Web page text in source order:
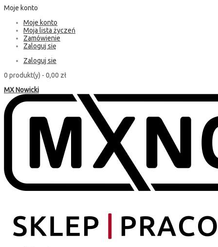
Moje konto
Moje konto
Moja lista życzeń
Zamówienie
Zaloguj się
Zaloguj sie
0 produkt(y) - 0,00 zł
MX Nowicki